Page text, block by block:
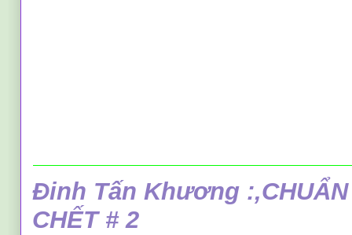
Đinh Tấn Khương :,CHUẨN
CHẾT # 2